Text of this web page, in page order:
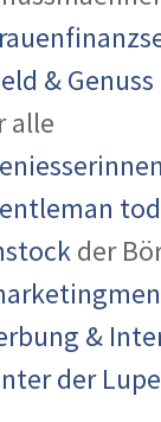
& Genuss
alle
der
&
der Lupe